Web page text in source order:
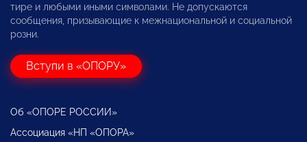
тире и любыми иными символами. Не допускаются
сообщения, призывающие к межнациональной и социальной
розни.
Вступи в «ОПОРУ»
Об «ОПОРЕ РОССИИ»
Ассоциация «НП «ОПОРА»